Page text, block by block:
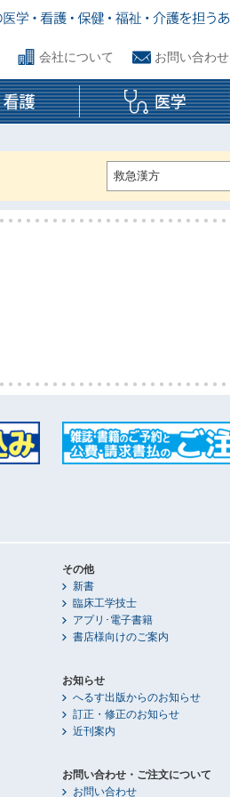
会社について お問い合わせ
その他
新書
臨床工学技士
アプリ･電子書籍
書店様向けのご案内
お知らせ
へるす出版からのお知らせ
訂正・修正のお知らせ
近刊案内
お問い合わせ・ご注文について
お問い合わせ